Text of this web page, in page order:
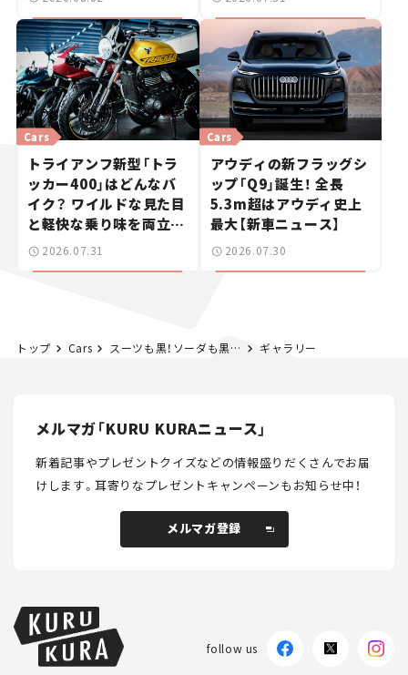
トライアンフ新型「トラ
ッカー400」はどんなバ
イク？ ワイルドな見た目
と軽快な乗り味を両立し
た400ccフラットトラッ
カー【試乗レビュー】
Cars
2026.07.31
アウディの新フラッグシ
ップ「Q9」誕生！ 全長
5.3m超はアウディ史上
最大【新車ニュース】
Cars
2026.07.30
トップ Cars スーツも黒！ソーダも黒！クルマも黒！レクサスの映画コラボカーが黒カッコいい！ ギャラリー
メルマガ「KURU KURAニュース」
新着記事やプレゼントクイズなどの情報盛りだくさんでお届
けします。耳寄りなプレゼントキャンペーンもお知らせ中！
メルマガ登録
follow us